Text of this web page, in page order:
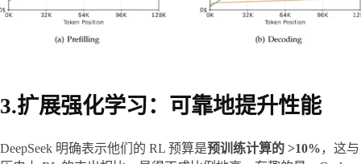
3.扩展强化学习：可靠地提升性能
DeepSeek 明确表示他们的 RL 预算是预训练计算的 >10%，这与